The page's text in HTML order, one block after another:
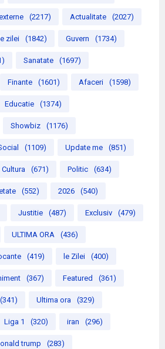
(2217) Actualitate (2027)
le zilei (1842) Guvern (1734)
Sanatate (1697)
Finante (1601) Afaceri (1598)
Educatie (1374)
Showbiz (1176)
(1109) Update me (851)
Cultura (671) Politic (634)
(552) 2026 (540)
Justitie (487) Exclusiv (479)
ULTIMA ORA (436)
(419) le Zilei (400)
(367) Featured (361)
(341) Ultima ora (329)
Liga 1 (320) iran (296)
trump (283)